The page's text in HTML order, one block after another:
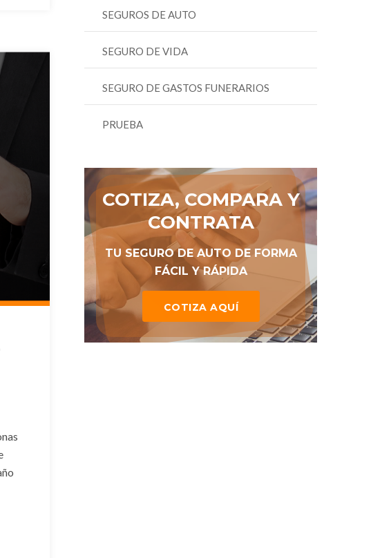
SEGUROS DE AUTO
SEGURO DE VIDA
SEGURO DE GASTOS FUNERARIOS
PRUEBA
COTIZA, COMPARA Y
CONTRATA
TU SEGURO DE AUTO DE FORMA
FÁCIL Y RÁPIDA
COTIZA AQUÍ